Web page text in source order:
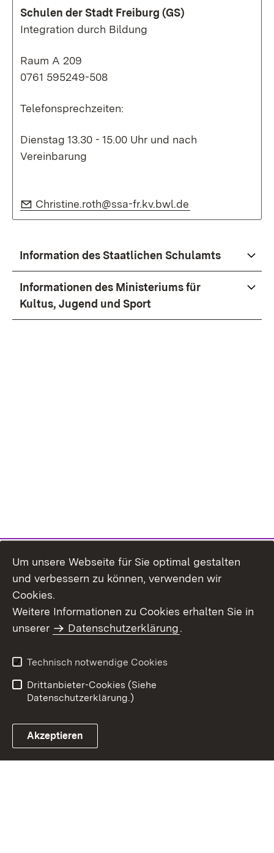
Schulen der Stadt Freiburg (GS)
Integration durch Bildung
Raum A 209
0761 595249-508
Telefonsprechzeiten:
Dienstag 13.30 - 15.00 Uhr und nach
Vereinbarung
E-Mail:
Christine.roth@ssa-fr.kv.bwl.de
Information des Staatlichen Schulamts
Informationen des Ministeriums für
Kultus, Jugend und Sport
Benutzungshinweise
Erklärung zur
Um unsere Webseite für Sie optimal gestalten
und verbessern zu können, verwenden wir
Cookies.
Weitere Informationen zu Cookies erhalten Sie in
unserer
Datenschutzerklärung.
Technisch notwendige Cookies
Drittanbieter-Cookies (Siehe
Datenschutzerklärung.)
Akzeptieren